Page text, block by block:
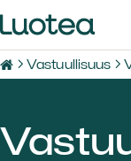
Vastuullisuus